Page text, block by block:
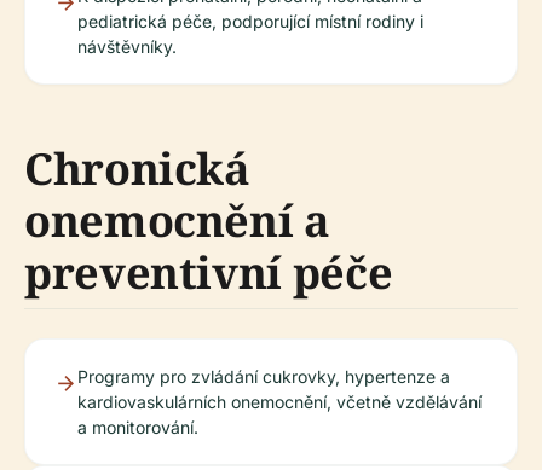
pediatrická péče, podporující místní rodiny i
návštěvníky.
Chronická
onemocnění a
preventivní péče
Programy pro zvládání cukrovky, hypertenze a
kardiovaskulárních onemocnění, včetně vzdělávání
a monitorování.